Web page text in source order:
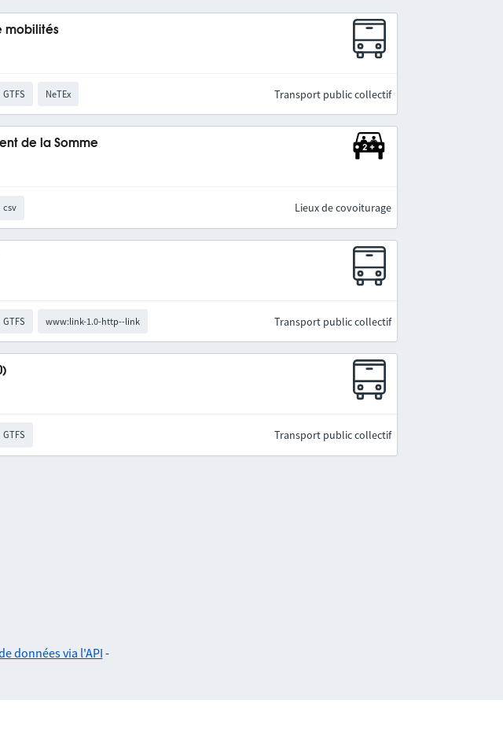
mobilités
GTFS NeTEx Transport public collectif
de la Somme
csv Lieux de covoiturage
GTFS www:link-1.0-http--link Transport public collectif
GTFS Transport public collectif
données via l'API-